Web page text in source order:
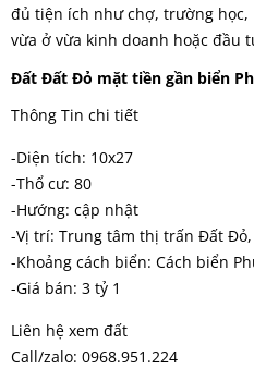
đủ tiện ích như chợ, trường học,
vừa ở vừa kinh doanh hoặc đầu
Đất Đất Đỏ mặt tiền gần biển
Thông Tin chi tiết
-Diện tích: 10x27
-Thổ cư: 80
-Hướng: cập nhật
-Vị trí: Trung tâm thị trấn Đất Đỏ,
-Khoảng cách biển: Cách biển
-Giá bán: 3 tỷ 1
Liên hệ xem đất
Call/zalo: 0968.951.224